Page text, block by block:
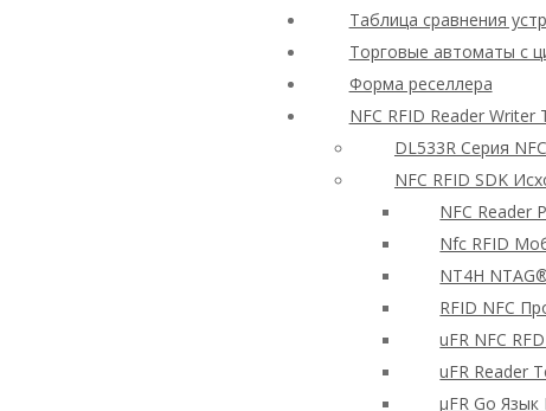
Таблица сравнения
Торговые автоматы с
Форма реселлера
NFC RFID Reader
DL533R Серия
NFC RFID SDK
NFC Reader
Nfc RFID
NT4H
RFID NFC
uFR NFC
uFR Reader
μFR Go